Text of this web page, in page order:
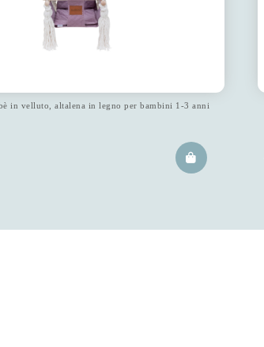
in velluto, altalena in legno per bambini 1-3 anni